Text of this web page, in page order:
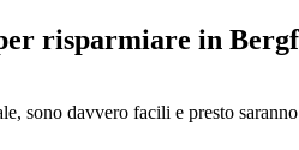
risparmiare in
sono davvero facili e presto